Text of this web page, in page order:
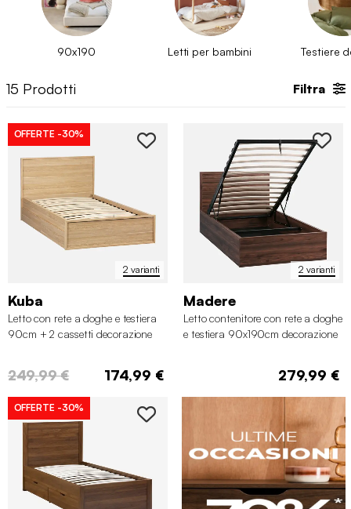
90x190 Letti per bambini Testiere
15 Prodotti Filtra
2 varianti
OFFERTE -30%
Kuba
Letto con rete a doghe e testiera
90cm + 2 cassetti decorazione
249,99 € 174,99 €
2 varianti
Madere
Letto contenitore con rete a doghe
e testiera 90x190cm decorazione
279,99 €
OFFERTE -30%